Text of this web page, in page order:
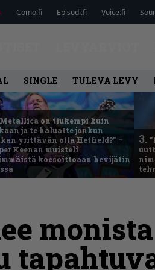
Como.fi Episodi.fi Voice.fi
SINGLE TULEVA LEVY
on tiukempi kuin
ja te haluatte jonkun
yrittävän olla Hetfield?” –
Keenan muisteli
koesoittoaan hevijätin
3.